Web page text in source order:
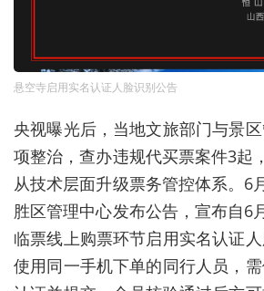
悬空寺启用实名认证人脸识别公告
央视曝光后，当地文旅部门与景
项整治，查办违规代买票案件3起
从技术层面升级票务管控体系。6
胜区管理中心发布公告，宣布自6
临票线上购票环节启用实名认证
使用同一手机下单的同行人员，